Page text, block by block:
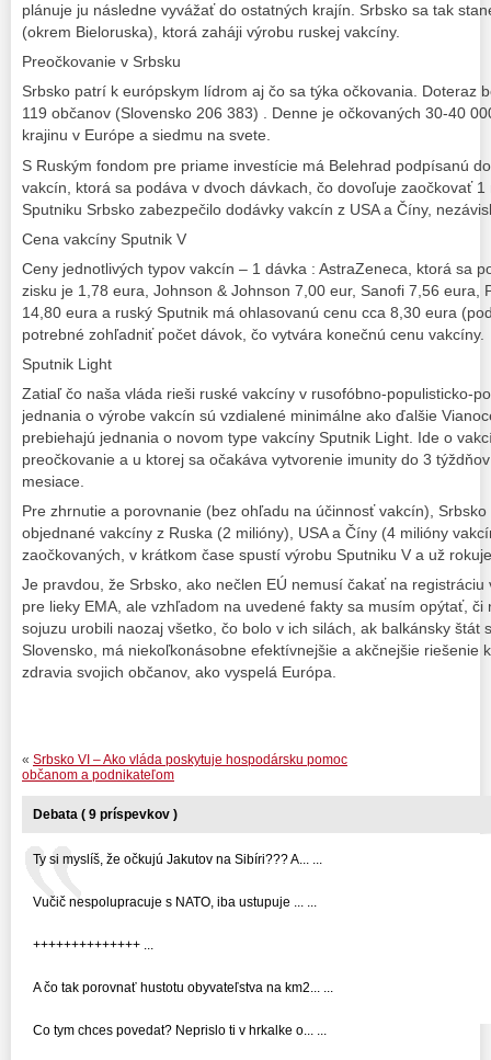
plánuje ju následne vyvážať do ostatných krajín. Srbsko sa tak
(okrem Bieloruska), ktorá zaháji výrobu ruskej vakcíny.
Preočkovanie v Srbsku
Srbsko patrí k európskym lídrom aj čo sa týka očkovania. Doteraz
119 občanov (Slovensko 206 383) . Denne je očkovaných 30-40
krajinu v Európe a siedmu na svete.
S Ruským fondom pre priame investície má Belehrad podpísanú
vakcín, ktorá sa podáva v dvoch dávkach, čo dovoľuje zaočkovať
Sputniku Srbsko zabezpečilo dodávky vakcín z USA a Číny,
Cena vakcíny Sputnik V
Ceny jednotlivých typov vakcín – 1 dávka : AstraZeneca, ktorá sa
zisku je 1,78 eura, Johnson & Johnson 7,00 eur, Sanofi 7,56 eura,
14,80 eura a ruský Sputnik má ohlasovanú cenu cca 8,30 eura
potrebné zohľadniť počet dávok, čo vytvára konečnú cenu vakcíny.
Sputnik Light
Zatiaľ čo naša vláda rieši ruské vakcíny v rusofóbno-populisticko-
jednania o výrobe vakcín sú vzdialené minimálne ako ďalšie
prebiehajú jednania o novom type vakcíny Sputnik Light. Ide o
preočkovanie a u ktorej sa očakáva vytvorenie imunity do 3
mesiace.
Pre zhrnutie a porovnanie (bez ohľadu na účinnosť vakcín),
objednané vakcíny z Ruska (2 milióny), USA a Číny (4 milióny
zaočkovaných, v krátkom čase spustí výrobu Sputniku V a už
Je pravdou, že Srbsko, ako nečlen EÚ nemusí čakať na
pre lieky EMA, ale vzhľadom na uvedené fakty sa musím opýtať,
sojuzu urobili naozaj všetko, čo bolo v ich silách, ak balkánsky štát
Slovensko, má niekoľkonásobne efektívnejšie a akčnejšie riešenie
zdravia svojich občanov, ako vyspelá Európa.
« Srbsko VI – Ako vláda poskytuje hospodársku pomoc
občanom a podnikateľom
Debata ( 9 príspevkov )
Ty si myslíš, že očkujú Jakutov na Sibíri??? A... ...
Vučič nespolupracuje s NATO, iba ustupuje ... ...
++++++++++++++ ...
A čo tak porovnať hustotu obyvateľstva na km2... ...
Co tym chces povedat? Neprislo ti v hrkalke o... ...